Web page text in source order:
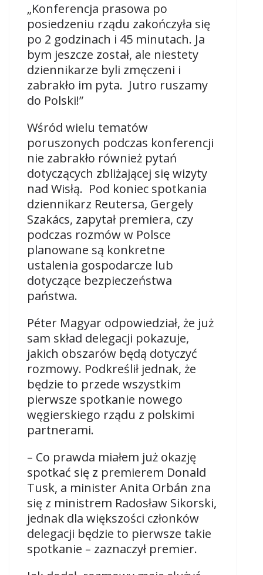
„Konferencja prasowa po
posiedzeniu rządu zakończyła się
po 2 godzinach i 45 minutach. Ja
bym jeszcze został, ale niestety
dziennikarze byli zmęczeni i
zabrakło im pyta. Jutro ruszamy
do Polski!”
Wśród wielu tematów
poruszonych podczas konferencji
nie zabrakło również pytań
dotyczących zbliżającej się wizyty
nad Wisłą. Pod koniec spotkania
dziennikarz Reutersa, Gergely
Szakács, zapytał premiera, czy
podczas rozmów w Polsce
planowane są konkretne
ustalenia gospodarcze lub
dotyczące bezpieczeństwa
państwa.
Péter Magyar odpowiedział, że już
sam skład delegacji pokazuje,
jakich obszarów będą dotyczyć
rozmowy. Podkreślił jednak, że
będzie to przede wszystkim
pierwsze spotkanie nowego
węgierskiego rządu z polskimi
partnerami.
– Co prawda miałem już okazję
spotkać się z premierem Donald
Tusk, a minister Anita Orbán zna
się z ministrem Radosław Sikorski,
jednak dla większości członków
delegacji będzie to pierwsze takie
spotkanie – zaznaczył premier.